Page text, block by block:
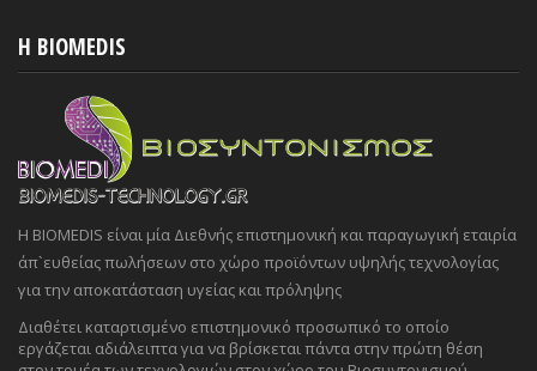
H BIOMEDIS
Η BIOMEDIS είναι μία Διεθνής επιστημονική και παραγωγική εταιρία
άπ`ευθείας πωλήσεων στο χώρο προϊόντων υψηλής τεχνολογίας
για την αποκατάσταση υγείας και πρόληψης
Διαθέτει καταρτισμένο επιστημονικό προσωπικό το οποίο
εργάζεται αδιάλειπτα για να βρίσκεται πάντα στην πρώτη θέση